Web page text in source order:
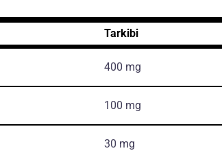
Tarkibi
400 mg
100 mg
30 mg